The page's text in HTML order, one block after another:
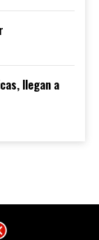
llegan a